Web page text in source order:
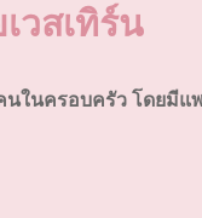
วสเทิร์น
ในครอบครัว โดยมีแ